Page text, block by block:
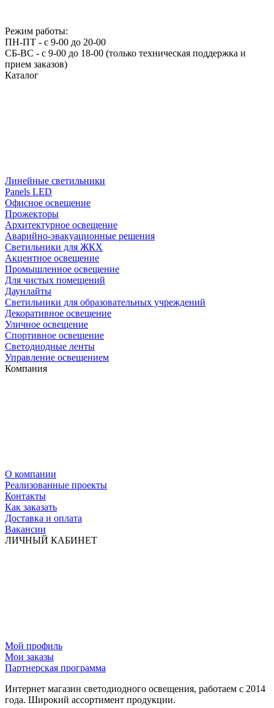
Режим работы:
ПН-ПТ - с 9-00 до 20-00
СБ-ВС - с 9-00 до 18-00 (только техническая поддержка и
прием заказов)
Каталог
Линейные светильники
Panels LED
Офисное освещение
Прожекторы
Архитектурное освещение
Аварийно-эвакуационные решения
Светильники для ЖКХ
Акцентное освещение
Промышленное освещение
Для чистых помещений
Даунлайты
Светильники для образовательных учреждений
Декоративное освещение
Уличное освещение
Спортивное освещение
Светодиодные ленты
Управление освещением
Компания
О компании
Реализованные проекты
Контакты
Как заказать
Доставка и оплата
Вакансии
ЛИЧНЫЙ КАБИНЕТ
Мой профиль
Мои заказы
Партнерская программа
Интернет магазин светодиодного освещения, работаем с 2014
года. Широкий ассортимент продукции.